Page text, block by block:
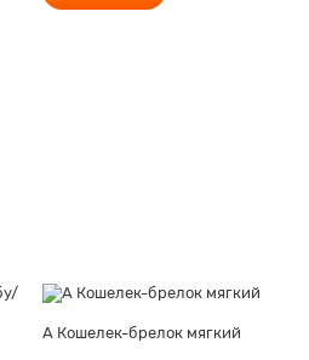
А Кошелек-брелок мягкий